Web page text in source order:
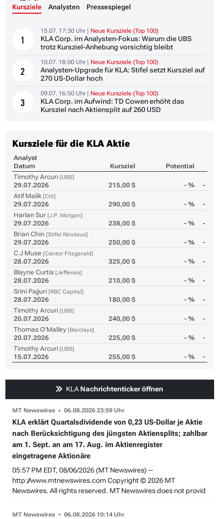
Kursziele Analysten Pressespiegel
1
15.07. 17:30 Uhr | Neue Kursziele (Top 100)
KLA Corp. im Analysten-Fokus: Warum die UBS
trotz Kursziel-Anhebung vorsichtig bleibt
2
10.07. 18:00 Uhr | Neue Kursziele (Top 100)
Analysten-Upgrade für KLA: Stifel setzt Kursziel auf
270 US-Dollar hoch
3
09.07. 16:50 Uhr | Neue Kursziele (Top 100)
KLA Corp. im Aufwind: TD Cowen erhöht das
Kursziel nach Aktiensplit auf 260 USD
Kursziele für die KLA Aktie
Analyst
Datum
Kursziel
Potential
Timothy Arcuri [UBS]
29.07.2026 215,00 $ - %
-
Atif Malik [Citi]
29.07.2026 290,00 $ - %
-
Harlan Sur [J.P. Morgan]
29.07.2026 238,00 $ - %
-
Brian Chin [Stifel Nicolaus]
29.07.2026 250,00 $ - %
-
C J Muse [Cantor Fitzgerald]
28.07.2026 325,00 $ - %
-
Blayne Curtis [Jefferies]
28.07.2026 210,00 $ - %
-
Srini Pajjuri [RBC Capital]
28.07.2026 180,00 $ - %
-
Timothy Arcuri [UBS]
20.07.2026 240,00 $ - %
-
Thomas O'Malley [Barclays]
20.07.2026 225,00 $ - %
-
Timothy Arcuri [UBS]
15.07.2026 255,00 $ - % -
KLA Nachrichtenticker öffnen
MT Newswires 06.08.2026 23:59 Uhr
KLA erklärt Quartalsdividende von 0,23 US-Dollar je Aktie
nach Berücksichtigung des jüngsten Aktiensplits; zahlbar
am 1. Sept. an am 17. Aug. im Aktienregister
eingetragene Aktionäre
05:57 PM EDT, 08/06/2026 (MT Newswires) --
http://www.mtnewswires.com Copyright © 2026 MT
Newswires. All rights reserved. MT Newswires does not provid
MT Newswires 06.08.2026 10:14 Uhr